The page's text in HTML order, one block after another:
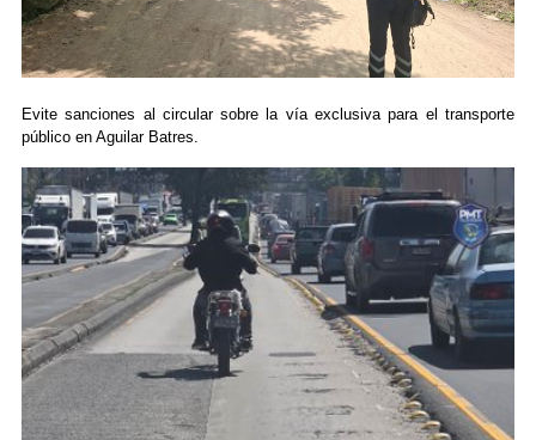
Evite sanciones al circular sobre la vía exclusiva para el transporte
público en Aguilar Batres.